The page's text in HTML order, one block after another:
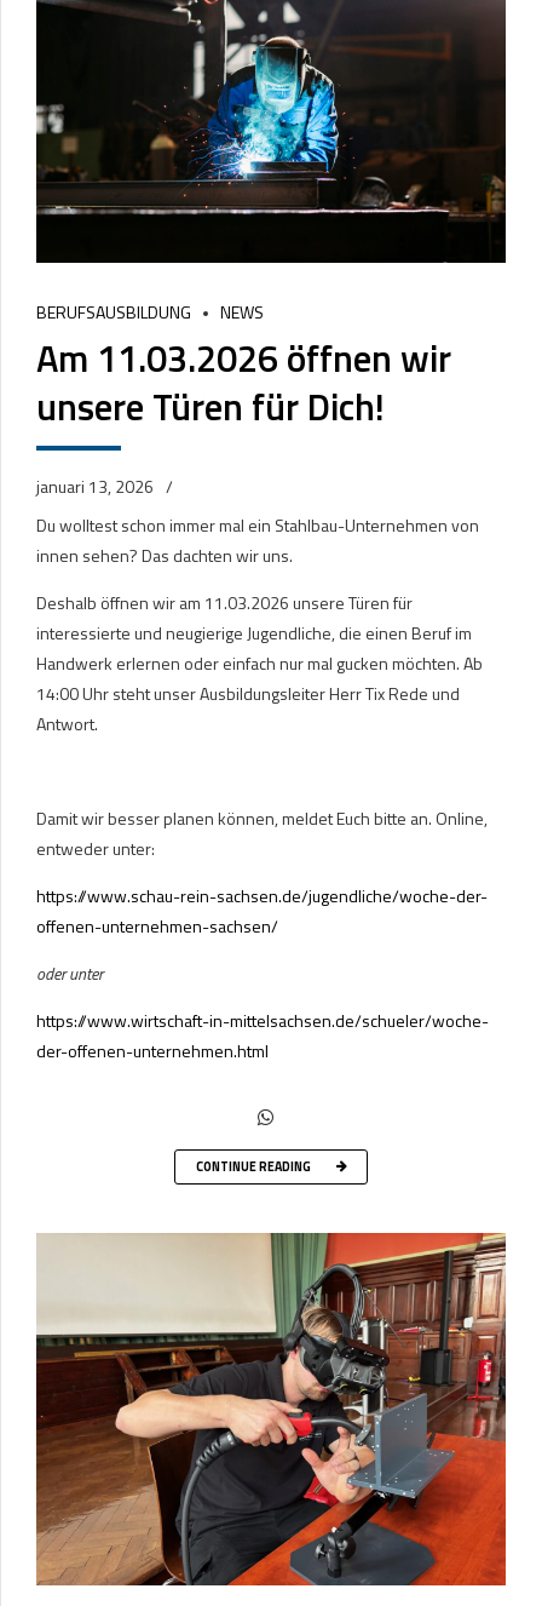
BERUFSAUSBILDUNG NEWS
Am 11.03.2026 öffnen wir
unsere Türen für Dich!
januari 13, 2026
Du wolltest schon immer mal ein Stahlbau-Unternehmen von
innen sehen? Das dachten wir uns.
Deshalb öffnen wir am 11.03.2026 unsere Türen für
interessierte und neugierige Jugendliche, die einen Beruf im
Handwerk erlernen oder einfach nur mal gucken möchten. Ab
14:00 Uhr steht unser Ausbildungsleiter Herr Tix Rede und
Antwort.
Damit wir besser planen können, meldet Euch bitte an. Online,
entweder unter:
https://www.schau-rein-sachsen.de/jugendliche/woche-der-
offenen-unternehmen-sachsen/
oder unter
https://www.wirtschaft-in-mittelsachsen.de/schueler/woche-
der-offenen-unternehmen.html
CONTINUE READING